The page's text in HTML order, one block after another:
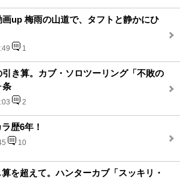
up 梅雨の山道で、タフトと静かにひ
1
引き算。カブ・ソロツーリング「不敗の
条
2
歴6年！
10
を超えて。ハンターカブ「スッキリ・